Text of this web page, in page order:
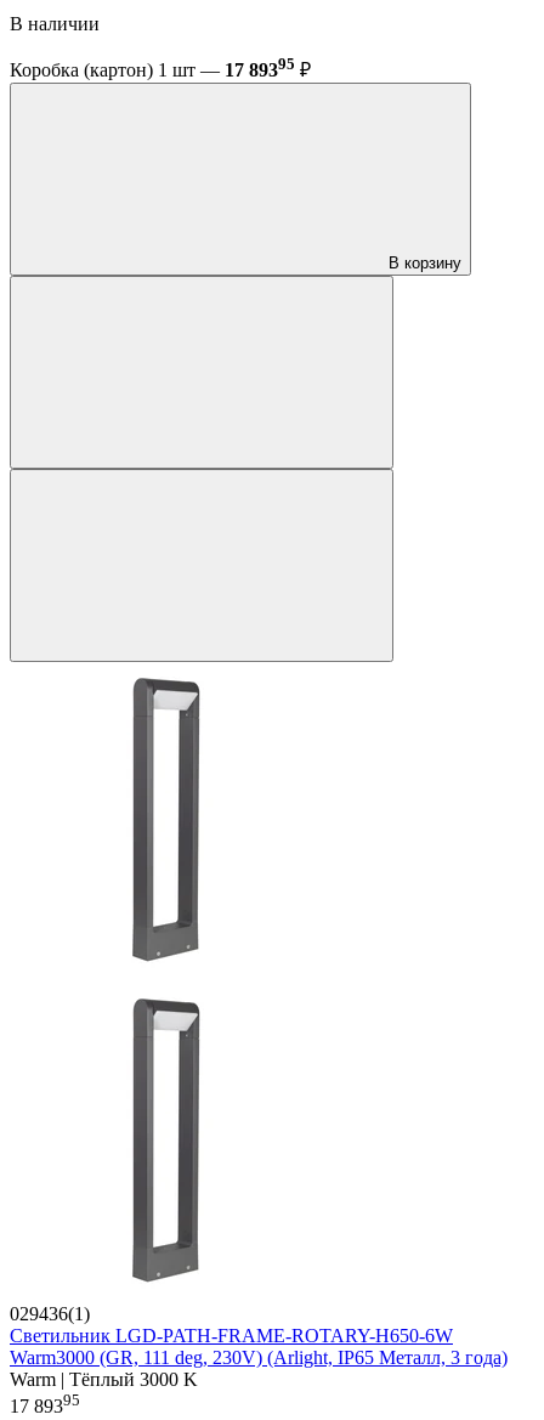
В наличии
Коробка (картон) 1 шт — 17 89395 ₽
В корзину
029436(1)
Светильник LGD-PATH-FRAME-ROTARY-H650-6W
Warm3000 (GR, 111 deg, 230V) (Arlight, IP65 Металл, 3 года)
Warm | Тёплый 3000 K
17 89395